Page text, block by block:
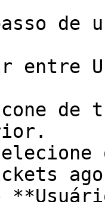
de
entre
de